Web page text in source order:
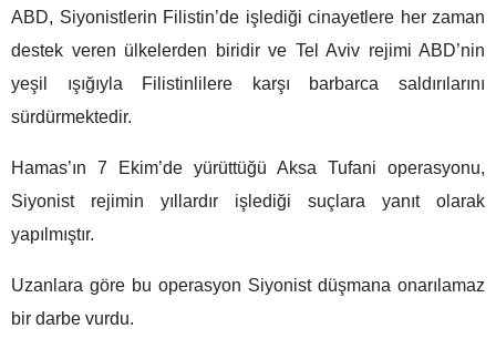
ABD, Siyonistlerin Filistin’de işlediği cinayetlere her zaman
destek veren ülkelerden biridir ve Tel Aviv rejimi ABD’nin
yeşil ışığıyla Filistinlilere karşı barbarca saldırılarını
sürdürmektedir.
Hamas’ın 7 Ekim’de yürüttüğü Aksa Tufani operasyonu,
Siyonist rejimin yıllardır işlediği suçlara yanıt olarak
yapılmıştır.
Uzanlara göre bu operasyon Siyonist düşmana onarılamaz
bir darbe vurdu.